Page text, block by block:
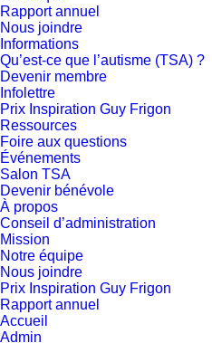
Rapport annuel
Nous joindre
Informations
Qu’est-ce que l’autisme (TSA) ?
Devenir membre
Infolettre
Prix Inspiration Guy Frigon
Ressources
Foire aux questions
Événements
Salon TSA
Devenir bénévole
À propos
Conseil d’administration
Mission
Notre équipe
Nous joindre
Prix Inspiration Guy Frigon
Rapport annuel
Accueil
Admin